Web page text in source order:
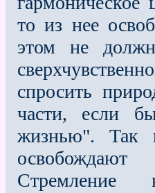
то из нее
этом не
спросить
части, если
жизнью". Так
освобождают
Стремление